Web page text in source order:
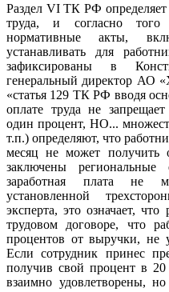
Раздел VI ТК РФ
труда, и согласно
нормативные акты,
устанавливать для
зафиксированы в
генеральный директор АО
«статья 129 ТК РФ вводя
оплате труда не
один процент, НО...
т.п.) определяют, что
месяц не может
заключены
заработная плата не
установленной
эксперта, это означает,
трудовом договоре, что
процентов от выручки, не
Если сотрудник принес
получив свой процент в
взаимно удовлетворены,